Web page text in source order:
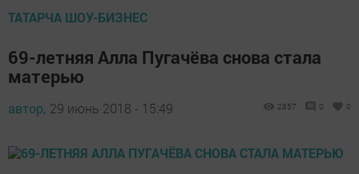
ТАТАРЧА ШОУ-БИЗНЕС
69-летняя Алла Пугачёва снова стала
матерью
автор, 29 июнь 2018 - 15:49 2857 0 0